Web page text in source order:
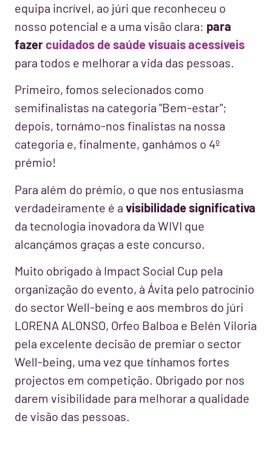
equipa incrível, ao júri que reconheceu o
nosso potencial e a uma visão clara: para
fazercuidados de saúde visuais acessíveis
para todos e melhorar a vida das pessoas.
Primeiro, fomos selecionados como
semifinalistas na categoria "Bem-estar";
depois, tornámo-nos finalistas na nossa
categoria e, finalmente, ganhámos o 4º
prémio!
Para além do prémio, o que nos entusiasma
verdadeiramente é a visibilidade significativa
da tecnologia inovadora da WIVI que
alcançámos graças a este concurso.
Muito obrigado à Impact Social Cup pela
organização do evento, à Ávita pelo patrocínio
do sector Well-being e aos membros do júri
LORENA ALONSO, Orfeo Balboa e Belén Viloria
pela excelente decisão de premiar o sector
Well-being, uma vez que tínhamos fortes
projectos em competição. Obrigado por nos
darem visibilidade para melhorar a qualidade
de visão das pessoas.